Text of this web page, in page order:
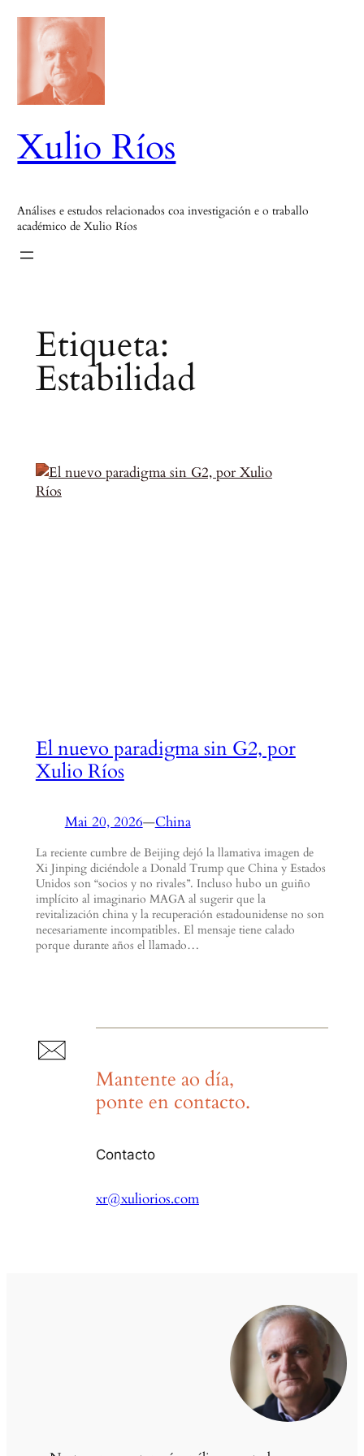
Saltar
contido
Xulio Ríos
Análises e estudos relacionados coa investigación e o traballo
académico de Xulio Ríos
Etiqueta:
Estabilidad
El nuevo paradigma sin G2, por
Xulio Ríos
Mai 20, 2026—China
La reciente cumbre de Beijing dejó la llamativa imagen de
Xi Jinping diciéndole a Donald Trump que China y Estados
Unidos son “socios y no rivales”. Incluso hubo un guiño
implícito al imaginario MAGA al sugerir que la
revitalización china y la recuperación estadounidense no son
necesariamente incompatibles. El mensaje tiene calado
porque durante años el llamado…
Mantente ao día,
ponte en contacto.
Contacto
xr@xuliorios.com